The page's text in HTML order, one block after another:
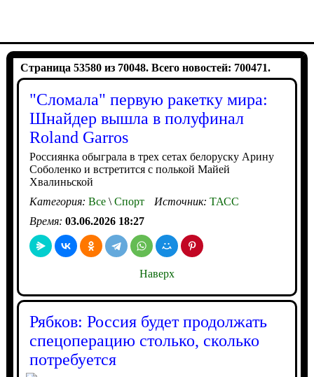
Страница 53580 из 70048. Всего новостей: 700471.
"Сломала" первую ракетку мира:
Шнайдер вышла в полуфинал
Roland Garros
Россиянка обыграла в трех сетах белоруску Арину
Соболенко и встретится с полькой Майей
Хвалиньской
Категория: Все\Спорт Источник: ТАСС
Время: 03.06.2026 18:27
Наверх
Рябков: Россия будет продолжать
спецоперацию столько, сколько
потребуется